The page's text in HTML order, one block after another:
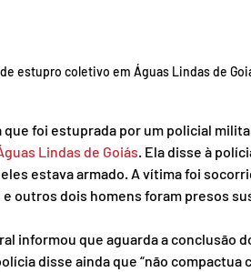
estupro coletivo em Águas Lindas de
que foi estuprada por um policial
Lindas de Goiás. Ela disse à
estava armado. A vítima foi
e outros dois homens foram presos
informou que aguarda a conclusão
disse ainda que “não compactua